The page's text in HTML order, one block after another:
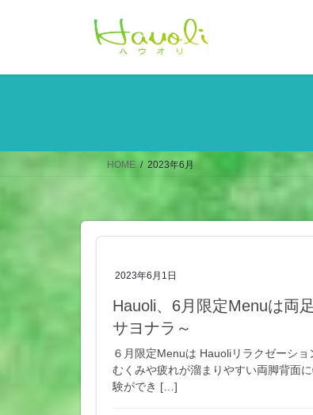
HOME 2023年6月
2023年6月1日
Hauoli、6月限定Menuは両
サヨナラ～
６月限定Menuは Hauoliリラクゼーシ
むくみや疲れが溜まりやすい両脚背面
験ができ […]